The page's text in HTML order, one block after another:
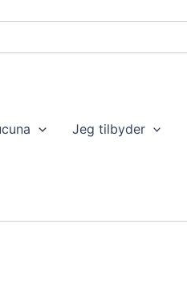
Jeg tilbyder